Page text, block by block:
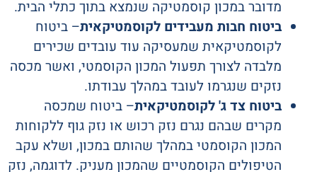
מדובר במכון קוסמטיקה שנמצא בתוך כתלי הבית.
ביטוח חבות מעבידים לקוסמטיקאית– ביטוח
לקוסמטיקאית שמעסיקה עוד עובדים שכירים
מלבדה לצורך תפעול המכון הקוסמטי, ואשר מכסה
נזקים שנגרמו לעובד במהלך עבודתו.
ביטוח צד ג' לקוסמטיקאית– ביטוח שמכסה
מקרים שבהם נגרם נזק רכוש או נזק גוף ללקוחות
המכון הקוסמטי במהלך שהותם במכון, ושלא עקב
הטיפולים הקוסמטיים שהמכון מעניק. לדוגמה, נזק